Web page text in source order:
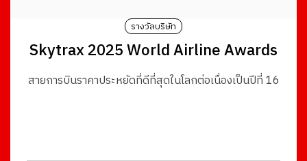
รางวัลบริษัท
Skytrax 2025 World Airline Awards
สายการบินราคาประหยัดที่ดีที่สุดในโลกต่อเนื่องเป็นปีที่ 16